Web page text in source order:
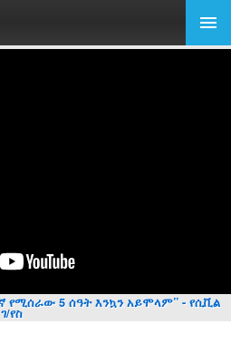
የሚሰራው 5 ሰዓት እንኳን አይሞላም” - የሲቪል
የስ